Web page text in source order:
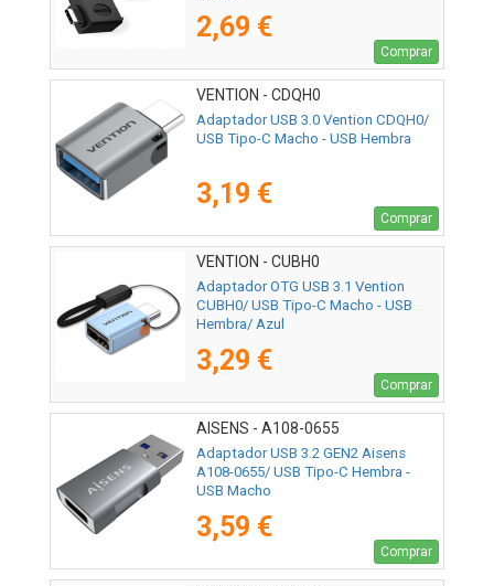
2,69 €
Comprar
VENTION - CDQH0
Adaptador USB 3.0 Vention CDQH0/
USB Tipo-C Macho - USB Hembra
3,19 €
Comprar
VENTION - CUBH0
Adaptador OTG USB 3.1 Vention
CUBH0/ USB Tipo-C Macho - USB
Hembra/ Azul
3,29 €
Comprar
AISENS - A108-0655
Adaptador USB 3.2 GEN2 Aisens
A108-0655/ USB Tipo-C Hembra -
USB Macho
3,59 €
Comprar